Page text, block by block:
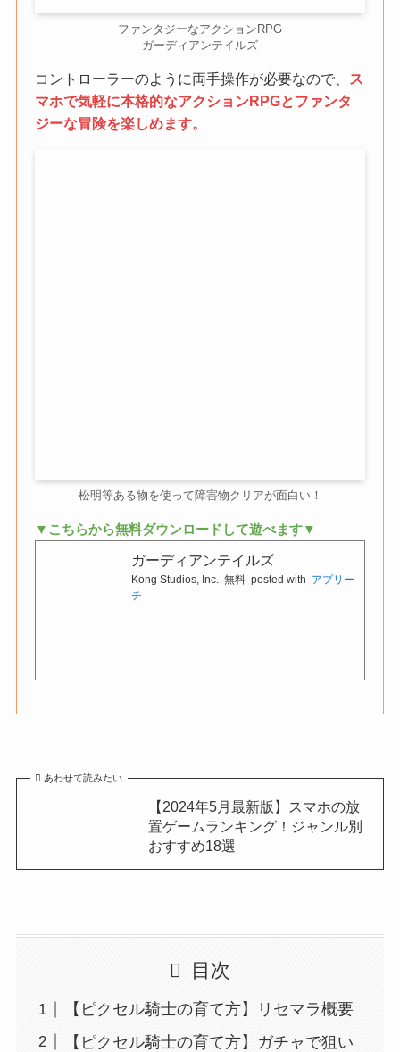
ファンタジーなアクションRPG
ガーディアンテイルズ
コントローラーのように両手操作が必要なので、
ス
マホで気軽に本格的なアクションRPGとファンタ
ジーな冒険を楽しめます。
松明等ある物を使って障害物クリアが面白い！
▼こちらから無料ダウンロードして遊べます▼
ガーディアンテイルズ
Kong Studios, Inc. 無料 posted with アプリー
チ
あわせて読みたい
【2024年5月最新版】スマホの放
置ゲームランキング！ジャンル別
おすすめ18選
目次
【ピクセル騎士の育て方】リセマラ概要
【ピクセル騎士の育て方】ガチャで狙い